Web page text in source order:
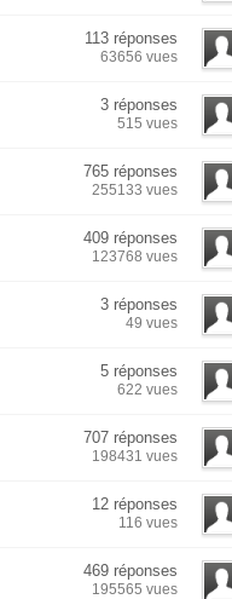
113 réponses
63656 vues
3 réponses
515 vues
765 réponses
255133 vues
409 réponses
123768 vues
3 réponses
49 vues
5 réponses
622 vues
707 réponses
198431 vues
12 réponses
116 vues
469 réponses
195565 vues